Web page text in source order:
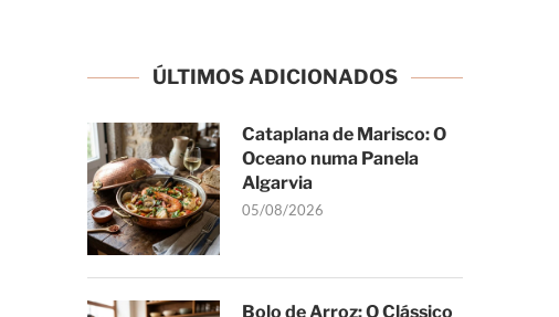
ÚLTIMOS ADICIONADOS
Cataplana de Marisco: O
Oceano numa Panela
Algarvia
05/08/2026
Bolo de Arroz: O Clássico